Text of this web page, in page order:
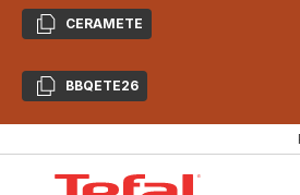
CopierCERAMETE
CopierBBQETE26